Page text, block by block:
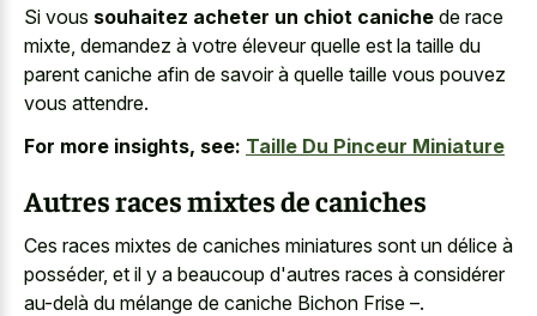
Si vous souhaitez acheter un chiot caniche de race
mixte, demandez à votre éleveur quelle est la taille du
parent caniche afin de savoir à quelle taille vous pouvez
vous attendre.
For more insights, see: Taille Du Pinceur Miniature
Autres races mixtes de caniches
Ces races mixtes de caniches miniatures sont un délice à
posséder, et il y a beaucoup d'autres races à considérer
au-delà du mélange de caniche Bichon Frise –.